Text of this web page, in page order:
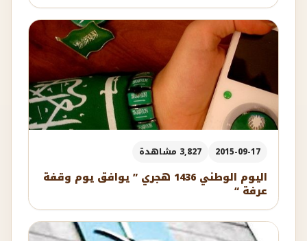
2015-09-17 3,827 مشاهدة
اليوم الوطني 1436 هجري ” يوافق يوم وقفة
عرفة “